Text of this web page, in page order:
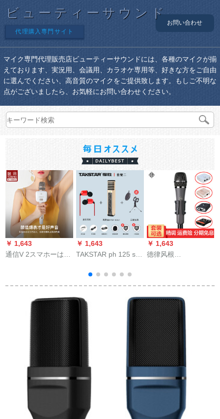
ビューティーサウンド
代理購入専門サイト
お問い合わせ
マイク専門代理販売店ビューティーサウンドには、各種のマイクが揃
えております、実況用、会議用、カラオケ専用等、好きな方をご自由
に選んでください、高音質のマイクをご提供致します。もしご不明な
点がございましたら、お気軽にお問い合わせください。
￥ 1,643
通信V 2スマホーはマ
す。AIマイクダイ一
体無線Bluetooth Uセ
グメートでサードカ
ーンドを接続しま
￥ 1,643
TAKSTAR ph 125 s全
マイク神器生放送歌
唱設備サーウドカー
ドドドドップAndroid
泛用マイク容量麦高
￥ 1,643
德律风根
シタマイクパソコン
携帯帯泛用生中継キ
ャクターの名前はピ
カトートM 81です。